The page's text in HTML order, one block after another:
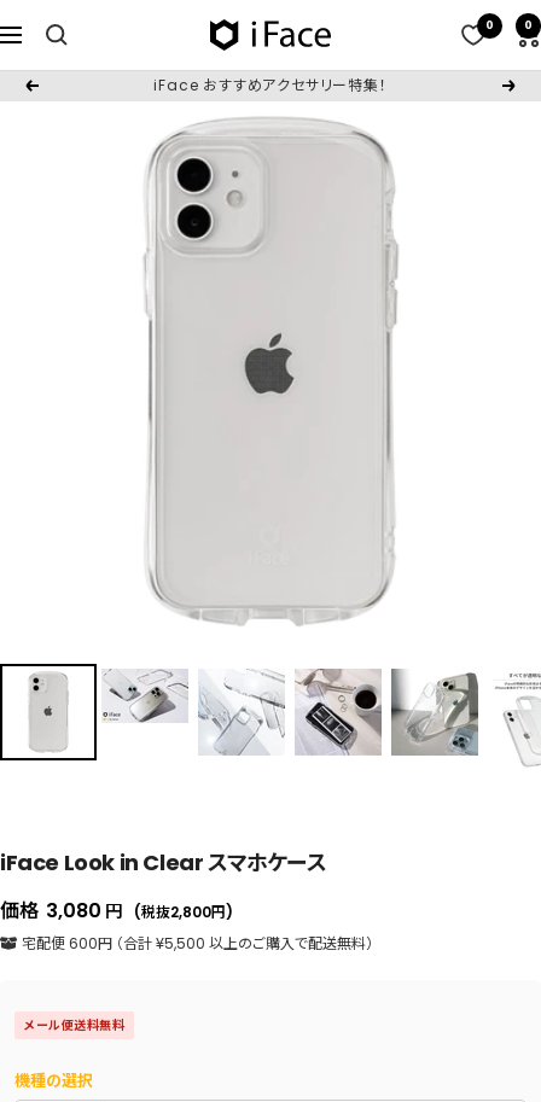
ン
ナ
ビ
ゲ
iFace
日
本
公
式
サ
イ
ト
0 0
戻
iFace おすすめアクセサリー特集！
次
iFace Look in Clear スマホケース
価格 セ
ー
価
格
3,080 円 (税抜2,800円)
宅配便 600円 （合計 ¥5,500 以上のご購入で配送無料）
メール便送料無料
機種の選択